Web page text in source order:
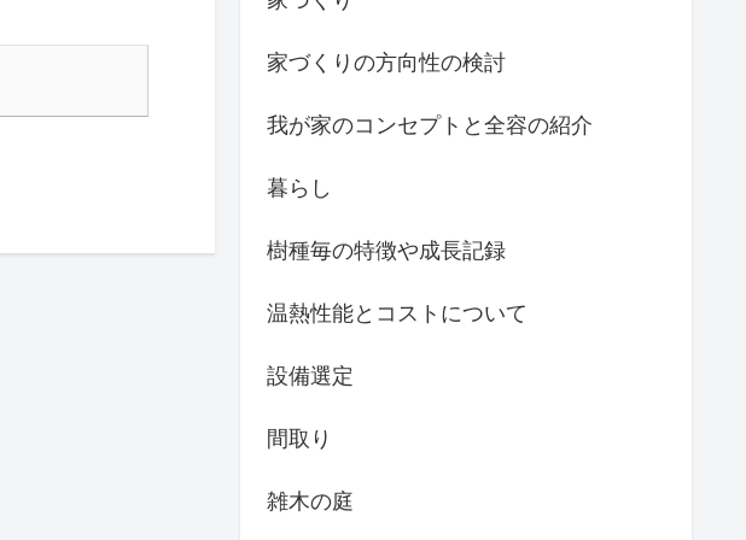
家づくりの方向性の検討
我が家のコンセプトと全容の紹介
暮らし
樹種毎の特徴や成長記録
温熱性能とコストについて
設備選定
間取り
雑木の庭